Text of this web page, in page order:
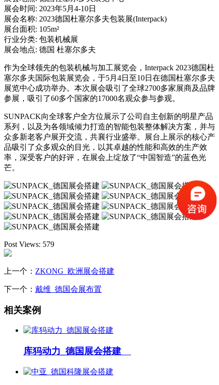
展会时间: 2023年5月4-10日
展会名称: 2023德国杜塞尔多夫包装展(Interpack)
展台面积: 105m²
行业分类: 包装机械展
展会地点: 德国 杜塞尔多夫
作为全球领先的包装机械与加工展览会，Interpack 2023德国杜
塞尔多夫国际包装展览会，于5月4日至10日在德国杜塞尔多夫
展览中心成功举办。本次展会吸引了全球2700多家展商及品牌
参展，吸引了60多个国家的17000名观众参与参观。
SUNPACK向全球客户全方位展示了公司自主创新的明星产品
系列，以及为各领域倾力打造的智能包装整体解决方案，并与
众多新老客户展开交流，共襄行业盛举。展台上展示的核心产
品吸引了众多观众的目光，以其卓越的性能和高效的生产效
率，深受客户的好评，在展会上绽放了“中国智造”的蓝色光
芒。
Post Views: 579
上一个： ZKONG_欧洲展会搭建
下一个： 戴维_德国会展布置
相关案例
库犸动力_德国展会搭建